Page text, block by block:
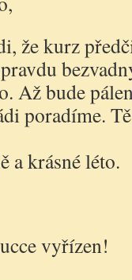
že kurz
Až bude
poradíme.
a krásné léto.
vyřízen!